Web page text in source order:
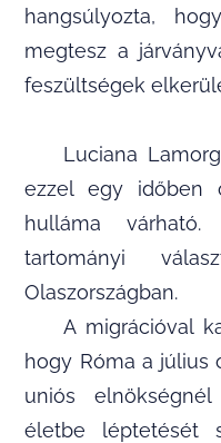
hangsúlyozta,
megtesz a
feszültségek
Luciana
ezzel egy időben
hulláma várható.
tartományi
Olaszországban.
A migrációval
hogy Róma a július
uniós
életbe léptetését